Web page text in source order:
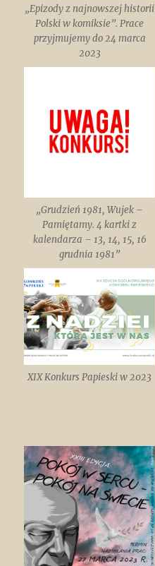
„Epizody z najnowszej historii
Polski w komiksie”. Prace
przyjmujemy do 24 marca
2023
„Grudzień 1981, Wujek –
Pamiętamy. 4 kartki z
kalendarza – 13, 14, 15, 16
grudnia 1981”
XIX Konkurs Papieski w 2023